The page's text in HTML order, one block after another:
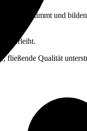
abgestimmt und
verleiht.
fließende Qualität